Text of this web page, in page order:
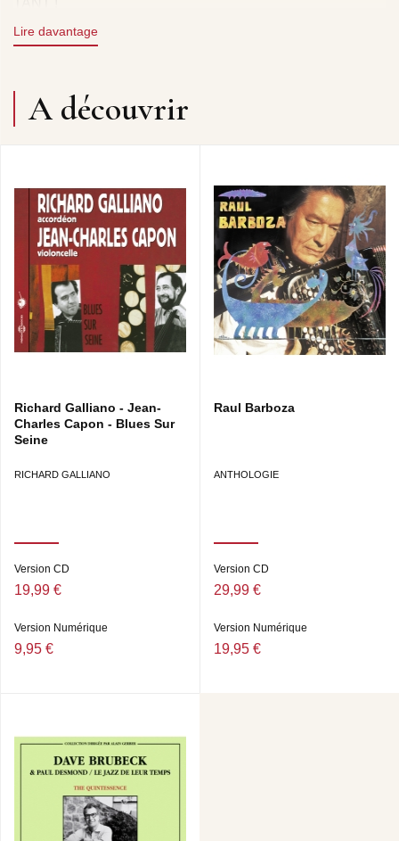
Droits : Frémeaux & Associés sous licence de Groupe
Lire davantage
A découvrir
Richard Galliano - Jean-
Charles Capon - Blues Sur
Seine
RICHARD GALLIANO
Version CD
19,99 €
Version Numérique
9,95 €
Raul Barboza
ANTHOLOGIE
Version CD
29,99 €
Version Numérique
19,95 €